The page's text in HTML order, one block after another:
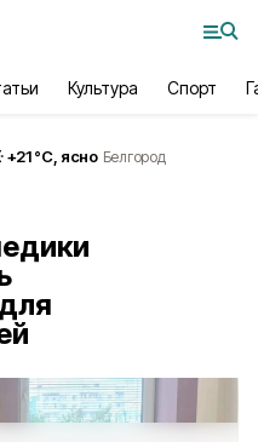
Культура Спорт
+21°С, ясно Белгород